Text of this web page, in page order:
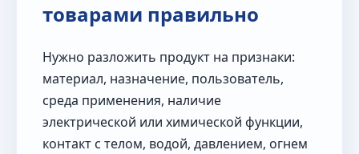
товарами правильно
Нужно разложить продукт на признаки:
материал, назначение, пользователь,
среда применения, наличие
электрической или химической функции,
контакт с телом, водой, давлением, огнем